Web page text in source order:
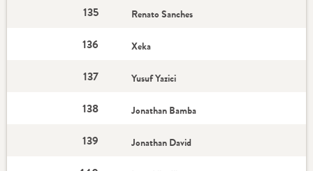
135 Renato Sanches
136 Xeka
137 Yusuf Yazici
138 Jonathan Bamba
139 Jonathan David